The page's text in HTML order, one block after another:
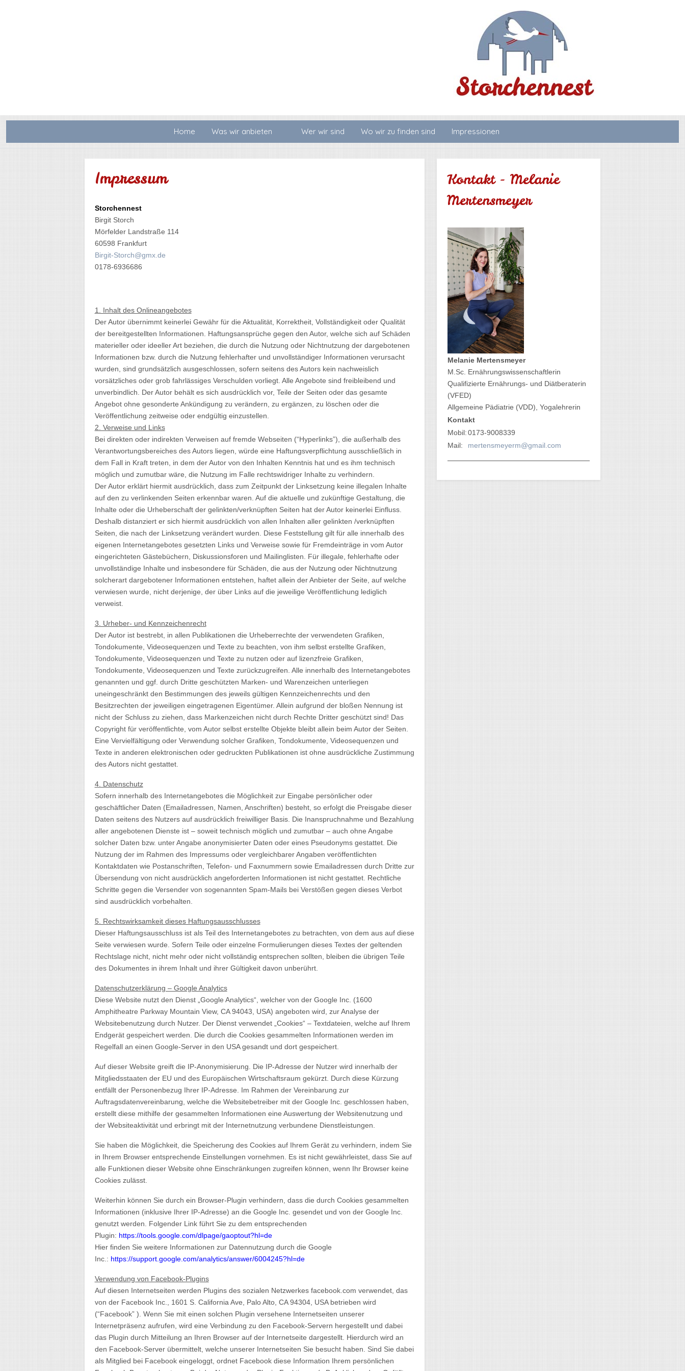
Home Was wir anbieten Wer wir sind Wo wir zu finden sind Impressionen
Impressum
Storchennest
Birgit Storch
Mörfelder Landstraße 114
60598 Frankfurt
Birgit-Storch@gmx.de
0178-6936686
1. Inhalt des Onlineangebotes
Der Autor übernimmt keinerlei Gewähr für die Aktualität, Korrektheit, Vollständigkeit oder Qualität
der bereitgestellten Informationen. Haftungsansprüche gegen den Autor, welche sich auf Schäden
materieller oder ideeller Art beziehen, die durch die Nutzung oder Nichtnutzung der dargebotenen
Informationen bzw. durch die Nutzung fehlerhafter und unvollständiger Informationen verursacht
wurden, sind grundsätzlich ausgeschlossen, sofern seitens des Autors kein nachweislich
vorsätzliches oder grob fahrlässiges Verschulden vorliegt. Alle Angebote sind freibleibend und
unverbindlich. Der Autor behält es sich ausdrücklich vor, Teile der Seiten oder das gesamte
Angebot ohne gesonderte Ankündigung zu verändern, zu ergänzen, zu löschen oder die
Veröffentlichung zeitweise oder endgültig einzustellen.
2. Verweise und Links
Bei direkten oder indirekten Verweisen auf fremde Webseiten (“Hyperlinks”), die außerhalb des
Verantwortungsbereiches des Autors liegen, würde eine Haftungsverpflichtung ausschließlich in
dem Fall in Kraft treten, in dem der Autor von den Inhalten Kenntnis hat und es ihm technisch
möglich und zumutbar wäre, die Nutzung im Falle rechtswidriger Inhalte zu verhindern.
Der Autor erklärt hiermit ausdrücklich, dass zum Zeitpunkt der Linksetzung keine illegalen Inhalte
auf den zu verlinkenden Seiten erkennbar waren. Auf die aktuelle und zukünftige Gestaltung, die
Inhalte oder die Urheberschaft der gelinkten/verknüpften Seiten hat der Autor keinerlei Einfluss.
Deshalb distanziert er sich hiermit ausdrücklich von allen Inhalten aller gelinkten /verknüpften
Seiten, die nach der Linksetzung verändert wurden. Diese Feststellung gilt für alle innerhalb des
eigenen Internetangebotes gesetzten Links und Verweise sowie für Fremdeinträge in vom Autor
eingerichteten Gästebüchern, Diskussionsforen und Mailinglisten. Für illegale, fehlerhafte oder
unvollständige Inhalte und insbesondere für Schäden, die aus der Nutzung oder Nichtnutzung
solcherart dargebotener Informationen entstehen, haftet allein der Anbieter der Seite, auf welche
verwiesen wurde, nicht derjenige, der über Links auf die jeweilige Veröffentlichung lediglich
verweist.
3. Urheber- und Kennzeichenrecht
Der Autor ist bestrebt, in allen Publikationen die Urheberrechte der verwendeten Grafiken,
Tondokumente, Videosequenzen und Texte zu beachten, von ihm selbst erstellte Grafiken,
Tondokumente, Videosequenzen und Texte zu nutzen oder auf lizenzfreie Grafiken,
Tondokumente, Videosequenzen und Texte zurückzugreifen. Alle innerhalb des Internetangebotes
genannten und ggf. durch Dritte geschützten Marken- und Warenzeichen unterliegen
uneingeschränkt den Bestimmungen des jeweils gültigen Kennzeichenrechts und den
Besitzrechten der jeweiligen eingetragenen Eigentümer. Allein aufgrund der bloßen Nennung ist
nicht der Schluss zu ziehen, dass Markenzeichen nicht durch Rechte Dritter geschützt sind! Das
Copyright für veröffentlichte, vom Autor selbst erstellte Objekte bleibt allein beim Autor der Seiten.
Eine Vervielfältigung oder Verwendung solcher Grafiken, Tondokumente, Videosequenzen und
Texte in anderen elektronischen oder gedruckten Publikationen ist ohne ausdrückliche Zustimmung
des Autors nicht gestattet.
4. Datenschutz
Sofern innerhalb des Internetangebotes die Möglichkeit zur Eingabe persönlicher oder
geschäftlicher Daten (Emailadressen, Namen, Anschriften) besteht, so erfolgt die Preisgabe dieser
Daten seitens des Nutzers auf ausdrücklich freiwilliger Basis. Die Inanspruchnahme und Bezahlung
aller angebotenen Dienste ist – soweit technisch möglich und zumutbar – auch ohne Angabe
solcher Daten bzw. unter Angabe anonymisierter Daten oder eines Pseudonyms gestattet. Die
Nutzung der im Rahmen des Impressums oder vergleichbarer Angaben veröffentlichten
Kontaktdaten wie Postanschriften, Telefon- und Faxnummern sowie Emailadressen durch Dritte zur
Übersendung von nicht ausdrücklich angeforderten Informationen ist nicht gestattet. Rechtliche
Schritte gegen die Versender von sogenannten Spam-Mails bei Verstößen gegen dieses Verbot
sind ausdrücklich vorbehalten.
5. Rechtswirksamkeit dieses Haftungsausschlusses
Dieser Haftungsausschluss ist als Teil des Internetangebotes zu betrachten, von dem aus auf diese
Seite verwiesen wurde. Sofern Teile oder einzelne Formulierungen dieses Textes der geltenden
Rechtslage nicht, nicht mehr oder nicht vollständig entsprechen sollten, bleiben die übrigen Teile
des Dokumentes in ihrem Inhalt und ihrer Gültigkeit davon unberührt.
Datenschutzerklärung – Google Analytics
Diese Website nutzt den Dienst „Google Analytics“, welcher von der Google Inc. (1600
Amphitheatre Parkway Mountain View, CA 94043, USA) angeboten wird, zur Analyse der
Websitebenutzung durch Nutzer. Der Dienst verwendet „Cookies“ – Textdateien, welche auf Ihrem
Endgerät gespeichert werden. Die durch die Cookies gesammelten Informationen werden im
Regelfall an einen Google-Server in den USA gesandt und dort gespeichert.
Auf dieser Website greift die IP-Anonymisierung. Die IP-Adresse der Nutzer wird innerhalb der
Mitgliedsstaaten der EU und des Europäischen Wirtschaftsraum gekürzt. Durch diese Kürzung
entfällt der Personenbezug Ihrer IP-Adresse. Im Rahmen der Vereinbarung zur
Auftragsdatenvereinbarung, welche die Websitebetreiber mit der Google Inc. geschlossen haben,
erstellt diese mithilfe der gesammelten Informationen eine Auswertung der Websitenutzung und
der Websiteaktivität und erbringt mit der Internetnutzung verbundene Dienstleistungen.
Sie haben die Möglichkeit, die Speicherung des Cookies auf Ihrem Gerät zu verhindern, indem Sie
in Ihrem Browser entsprechende Einstellungen vornehmen. Es ist nicht gewährleistet, dass Sie auf
alle Funktionen dieser Website ohne Einschränkungen zugreifen können, wenn Ihr Browser keine
Cookies zulässt.
Weiterhin können Sie durch ein Browser-Plugin verhindern, dass die durch Cookies gesammelten
Informationen (inklusive Ihrer IP-Adresse) an die Google Inc. gesendet und von der Google Inc.
genutzt werden. Folgender Link führt Sie zu dem entsprechenden
Plugin: https://tools.google.com/dlpage/gaoptout?hl=de
Hier finden Sie weitere Informationen zur Datennutzung durch die Google
Inc.: https://support.google.com/analytics/answer/6004245?hl=de
Verwendung von Facebook-Plugins
Auf diesen Internetseiten werden Plugins des sozialen Netzwerkes facebook.com verwendet, das
von der Facebook Inc., 1601 S. California Ave, Palo Alto, CA 94304, USA betrieben wird
(“Facebook” ). Wenn Sie mit einen solchen Plugin versehene Internetseiten unserer
Internetpräsenz aufrufen, wird eine Verbindung zu den Facebook-Servern hergestellt und dabei
das Plugin durch Mitteilung an Ihren Browser auf der Internetseite dargestellt. Hierdurch wird an
den Facebook-Server übermittelt, welche unserer Internetseiten Sie besucht haben. Sind Sie dabei
als Mitglied bei Facebook eingeloggt, ordnet Facebook diese Information Ihrem persönlichen
Kontakt - Melanie
Mertensmeyer
Melanie Mertensmeyer
M.Sc. Ernährungswissenschaftlerin
Qualifizierte Ernährungs- und Diätberaterin
(VFED)
Allgemeine Pädiatrie (VDD), Yogalehrerin
Kontakt
Mobil:0173-9008339
Mail:
mertensmeyerm@gmail.com